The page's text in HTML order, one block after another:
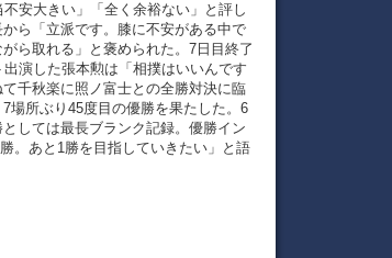
安大きい」「全く余裕ない」と評し
ら「立派です。膝に不安がある中で
ら取れる」と褒められた。7日目終了
演した張本勲は「相撲はいいんです
千秋楽に照ノ富士との全勝対決に臨
場所ぶり45度目の優勝を果たした。6
しては最長ブランク記録。優勝イン
。あと1勝を目指していきたい」と語